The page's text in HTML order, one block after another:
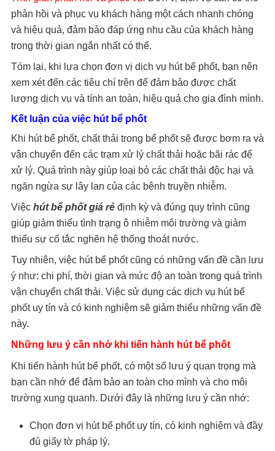
phản hồi và phục vụ khách hàng một cách nhanh chóng
và hiệu quả, đảm bảo đáp ứng nhu cầu của khách hàng
trong thời gian ngắn nhất có thể.
Tóm lại, khi lựa chọn đơn vị dịch vụ hút bể phốt, bạn nên
xem xét đến các tiêu chí trên để đảm bảo được chất
lượng dịch vụ và tính an toàn, hiệu quả cho gia đình mình.
Kết luận của việc hút bể phốt
Khi hút bể phốt, chất thải trong bể phốt sẽ được bơm ra và
vận chuyển đến các trạm xử lý chất thải hoặc bãi rác để
xử lý. Quá trình này giúp loại bỏ các chất thải độc hại và
ngăn ngừa sự lây lan của các bệnh truyền nhiễm.
Việc hút bể phốt giá rẻđịnh kỳ và đúng quy trình cũng
giúp giảm thiểu tình trạng ô nhiễm môi trường và giảm
thiểu sự cố tắc nghẽn hệ thống thoát nước.
Tuy nhiên, việc hút bể phốt cũng có những vấn đề cần lưu
ý như: chi phí, thời gian và mức độ an toàn trong quá trình
vận chuyển chất thải. Việc sử dụng các dịch vụ hút bể
phốt uy tín và có kinh nghiệm sẽ giảm thiểu những vấn đề
này.
Những lưu ý cần nhớ khi tiến hành hút bể phốt
Khi tiến hành hút bể phốt, có một số lưu ý quan trọng mà
bạn cần nhớ để đảm bảo an toàn cho mình và cho môi
trường xung quanh. Dưới đây là những lưu ý cần nhớ:
Chọn đơn vị hút bể phốt uy tín, có kinh nghiệm và đầy
đủ giấy tờ pháp lý.